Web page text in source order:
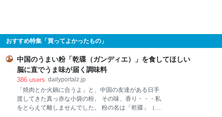
おすすめ特集「買ってよかったもの」
中国のうまい粉「乾碟（ガンディエ）」を食してほしい
脳に直でうま味が届く調味料
386 users dailyportalz.jp
「焼肉とか火鍋に合うよ」と、中国の友達がある日手
渡してきた真っ赤な小袋の粉。 その味、香り・・・私
をとらえて離しませんでした。 粉の名は「乾碟」（ガ